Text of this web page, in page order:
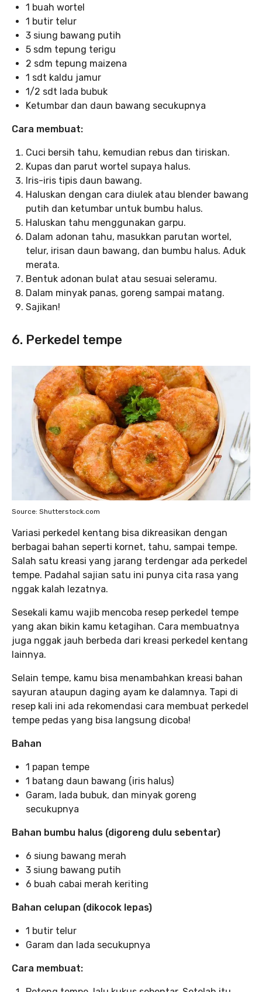
1 buah wortel
1 butir telur
3 siung bawang putih
5 sdm tepung terigu
2 sdm tepung maizena
1 sdt kaldu jamur
1/2 sdt lada bubuk
Ketumbar dan daun bawang secukupnya
Cara membuat:
Cuci bersih tahu, kemudian rebus dan tiriskan.
Kupas dan parut wortel supaya halus.
Iris-iris tipis daun bawang.
Haluskan dengan cara diulek atau blender bawang
putih dan ketumbar untuk bumbu halus.
Haluskan tahu menggunakan garpu.
Dalam adonan tahu, masukkan parutan wortel,
telur, irisan daun bawang, dan bumbu halus. Aduk
merata.
Bentuk adonan bulat atau sesuai seleramu.
Dalam minyak panas, goreng sampai matang.
Sajikan!
6. Perkedel tempe
Source: Shutterstock.com
Variasi perkedel kentang bisa dikreasikan dengan
berbagai bahan seperti kornet, tahu, sampai tempe.
Salah satu kreasi yang jarang terdengar ada perkedel
tempe. Padahal sajian satu ini punya cita rasa yang
nggak kalah lezatnya.
Sesekali kamu wajib mencoba resep perkedel tempe
yang akan bikin kamu ketagihan. Cara membuatnya
juga nggak jauh berbeda dari kreasi perkedel kentang
lainnya.
Selain tempe, kamu bisa menambahkan kreasi bahan
sayuran ataupun daging ayam ke dalamnya. Tapi di
resep kali ini ada rekomendasi cara membuat perkedel
tempe pedas yang bisa langsung dicoba!
Bahan
1 papan tempe
1 batang daun bawang (iris halus)
Garam, lada bubuk, dan minyak goreng
secukupnya
Bahan bumbu halus (digoreng dulu sebentar)
6 siung bawang merah
3 siung bawang putih
6 buah cabai merah keriting
Bahan celupan (dikocok lepas)
1 butir telur
Garam dan lada secukupnya
Cara membuat: